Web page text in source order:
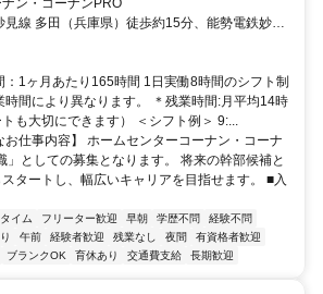
全国規模でキャリアを磨けます。
ン・コーナンPRO
見線 多田（兵庫県）徒歩約15分、能勢電鉄妙見
能勢電鉄妙見線 鴬の森徒歩約24分 ＊総合職採用
本社や新規エリアへの配属チャンスあり＊初回
ただいた住所から通勤90分程度で決定いたしま
は転居を伴う異動の可能性がございます。＊HC
しては、ご希望はお伺いいたしますが、適性・
総合的に判断のうえ、最終的な配属店舗を決定
ただいた店舗は配属候補の一つであり、他店舗
ございます。
：1ヶ月あたり165時間 1日実働8時間のシフト制
時間により異なります。 ＊残業時間:月平均14時
も大切にできます） ＜シフト例＞ 9:...
お仕事内容】 ホームセンターコーナン・コーナ
」としての募集となります。 将来の幹部候補と
タートし、幅広いキャリアを目指せます。 ■入
イム フリーター歓迎 早朝 学歴不問
経験不問
午前 経験者歓迎 残業なし 夜間
有資格者歓迎
ブランクOK 育休あり 交通費支給 長期歓迎